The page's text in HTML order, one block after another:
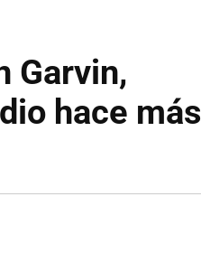
Garvin,
hace más